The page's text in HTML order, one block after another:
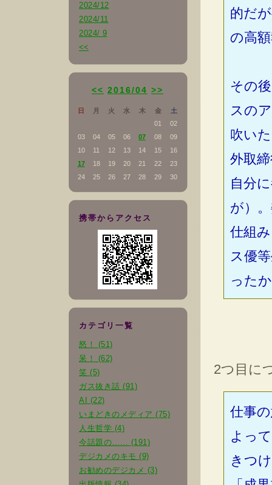
2024/12
2024/11
2024/ 9
<<
<< 2016/04 >>
日 月 火 水 木 金
土
01
02
03
04 05 06 07 08
09
10
11 12 13 14 15
16
17
18 19 20 21 22
23
24
25 26 27 28 29 30
携帯からアクセス
カテゴリ一覧
怒！ (51)
呆！ (62)
笑 (5)
ガス抜き話 (91)
AI (22)
いまどきのメディア (75)
人生哲学 (4)
今話題の…… (191)
デジカメのキモ (9)
お勧めのデジカメ (3)
的だ
の高
その
スの
吹い
外取
自分
が）
仕組
ス優
った
2つ目に
仕事
よっ
きつ